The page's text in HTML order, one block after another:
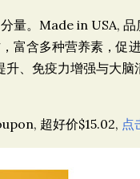
量。Made in USA, 品
含多种营养素，促
、免疫力增强与大
超好价$15.02, 点